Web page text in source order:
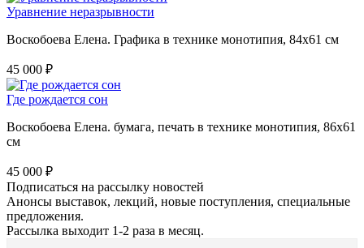
Уравнение неразрывности
Воскобоева Елена. Графика в технике монотипия, 84х61 см
45 000 ₽
Где рождается сон
Воскобоева Елена. бумага, печать в технике монотипия, 86х61
см
45 000 ₽
Подписаться на рассылку новостей
Анонсы выставок, лекций, новые поступления, специальные
предложения.
Рассылка выходит 1-2 раза в месяц.